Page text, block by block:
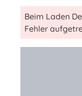
Beim Laden
Fehler